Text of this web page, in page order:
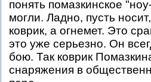
понять помазкинское
могли. Ладно, пусть
коврик, а огнемет. Это
это уже серьезно. Он
бою. Так коврик
снаряжения в